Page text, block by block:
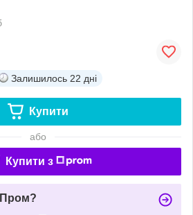
Залишилось 22 дні
Купити
або
Купити з
Пром?